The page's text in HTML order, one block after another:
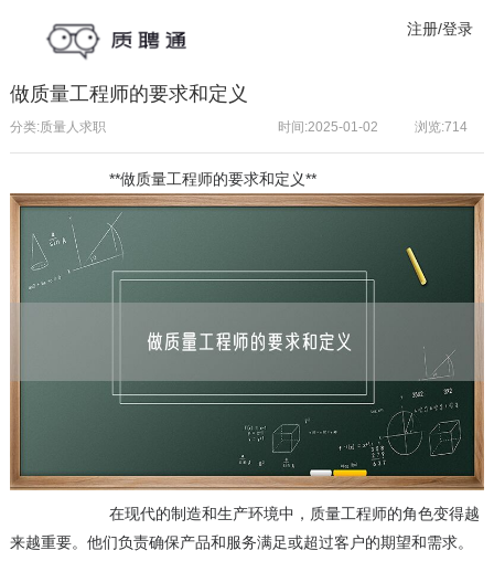
注册/登录
做质量工程师的要求和定义
分类:质量人求职 浏览:714
时间:2025-01-02
**做质量工程师的要求和定义**
在现代的制造和生产环境中，质量工程师的角色变得越
来越重要。他们负责确保产品和服务满足或超过客户的期望和需求。